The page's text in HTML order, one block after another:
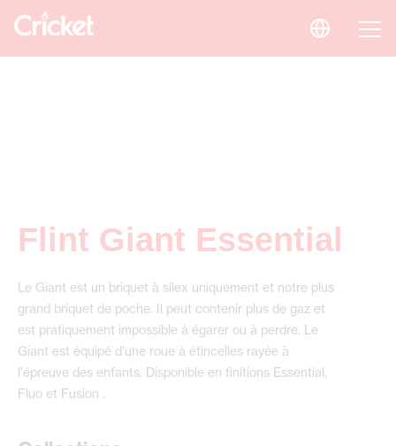
Flint Giant Essential
Le Giant est un briquet à silex uniquement et notre plus
grand briquet de poche. Il peut contenir plus de gaz et
est pratiquement impossible à égarer ou à perdre. Le
Giant est équipé d'une roue à étincelles rayée à
l'épreuve des enfants. Disponible en finitions Essential,
Fluo et Fusion .